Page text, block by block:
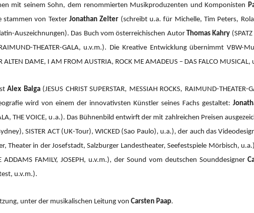
mit seinem Sohn, dem renommierten Musikproduzenten und Komponisten
stammen von Texter Jonathan Zelter (schreibt u.a. für Michelle, Tim Peters,
Auszeichnungen). Das Buch vom österreichischen Autor Thomas Kahry
THEATER-GALA, u.v.m.). Die Kreative Entwicklung übernimmt VBW-
ALTEN DAME, I AM FROM AUSTRIA, ROCK ME AMADEUS – DAS FALCO MUSICAL,
Alex Balga(JESUS CHRIST SUPERSTAR, MESSIAH ROCKS, RAIMUND-
wird von einem der innovativsten Künstler seines Fachs gestaltet:
THE VOICE, u.a.). Das Bühnenbild entwirft der mit zahlreichen Preisen
SISTER ACT (UK-Tour), WICKED (Sao Paulo), u.a.), der auch das
Theater in der Josefstadt, Salzburger Landestheater, Seefestspiele Mörbisch,
ADDAMS FAMILY, JOSEPH, u.v.m.), der Sound vom deutschen Sounddesigner
u.v.m.).
unter der musikalischen Leitung von Carsten Paap.